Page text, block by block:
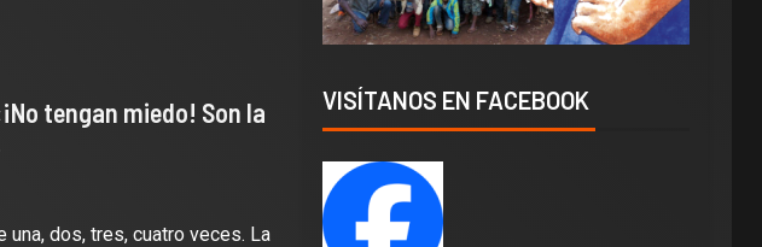
tengan miedo! Son la
una, dos, tres, cuatro veces. La
VISÍTANOS EN FACEBOOK